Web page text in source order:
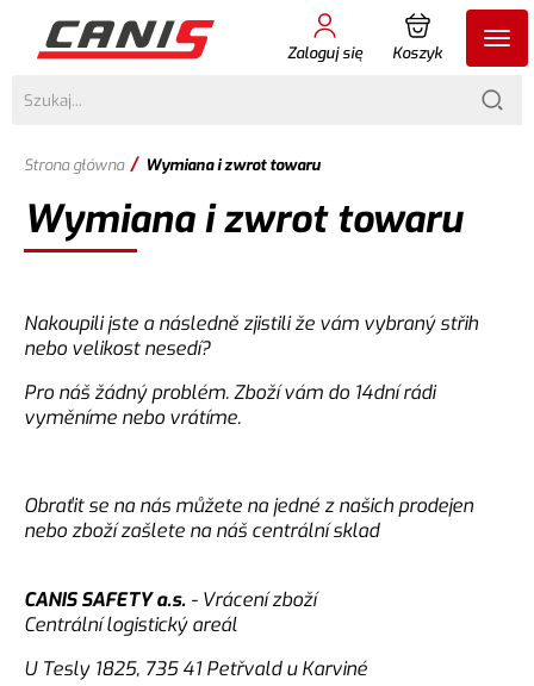
Zaloguj się Koszyk
Strona główna / Wymiana i zwrot towaru
Wymiana i zwrot towaru
Nakoupili jste a následně zjistili že vám vybraný střih
nebo velikost nesedí?
Pro náš žádný problém. Zboží vám do 14dní rádi
vyměníme nebo vrátíme.
Obraťit se na nás můžete na jedné z našich prodejen
nebo zboží zašlete na náš centrální sklad
CANIS SAFETY a.s. - Vrácení zboží
Centrální logistický areál
U Tesly 1825, 735 41 Petřvald u Karviné